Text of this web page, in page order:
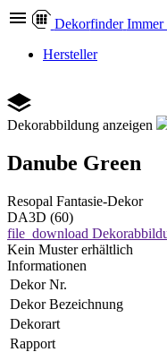
Dekorfinder Immer
Hersteller
Dekorabbildung anzeigen
Danube Green
Resopal Fantasie-Dekor
DA3D (60)
file_download
Kein Muster erhältlich
Informationen
Dekor Nr.
Dekor Bezeichnung
Dekorart
Rapport